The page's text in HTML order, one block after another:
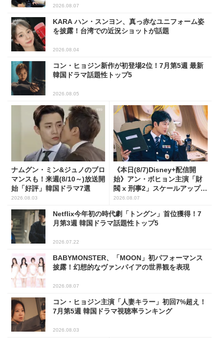
2026.08.07
KARA ハン・スンヨン、真っ赤なユニフォーム姿
を披露！台湾での近況ショットが話題
2026.08.04
コン・ヒョジン新作が初登場2位！7月第5週 最新
韓国ドラマ話題性トップ5
2026.08.05
ナムグン・ミン&ジュノのブロ
マンスも！来週(8/10～)放送開
始「好評」韓国ドラマ7選
2026.08.03
《本日(8/7)Disney+配信開
始》アン・ボヒョン主演「財
閥 x 刑事2」スケールアップし
たFLEX捜査に注目
2026.08.07
Netflix今年初の時代劇「トングン」首位獲得！7
月第3週 韓国ドラマ話題性トップ5
2026.07.22
BABYMONSTER、「MOON」初パフォーマンス
披露！幻想的なヴァンパイアの世界観を表現
2026.08.07
コン・ヒョジン主演「人妻キラー」初回7%超え！
7月第5週 韓国ドラマ視聴率ランキング
2026.08.03